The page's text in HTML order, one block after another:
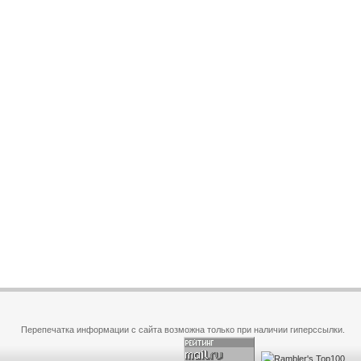
Перепечатка информации с сайта возможна только при наличии гиперссылки.